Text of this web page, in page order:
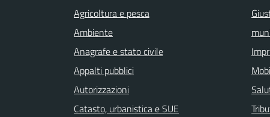
Agricoltura e pesca
Ambiente
Anagrafe e stato civile
Appalti pubblici
Autorizzazioni
Catasto, urbanistica e SUE